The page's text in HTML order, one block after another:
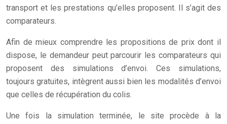
transport et les prestations qu’elles proposent. Il s’agit des
comparateurs.
Afin de mieux comprendre les propositions de prix dont il
dispose, le demandeur peut parcourir les comparateurs qui
proposent des simulations d’envoi. Ces simulations,
toujours gratuites, intègrent aussi bien les modalités d’envoi
que celles de récupération du colis.
Une fois la simulation terminée, le site procède à la